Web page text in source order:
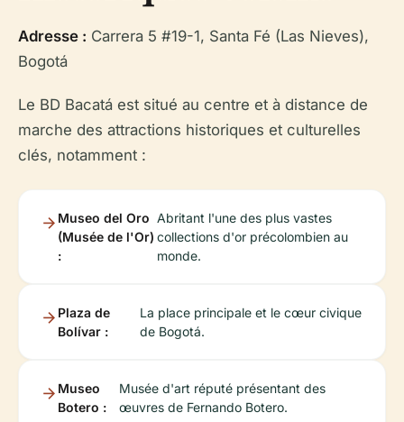
Adresse : Carrera 5 #19-1, Santa Fé (Las Nieves),
Bogotá
Le BD Bacatá est situé au centre et à distance de
marche des attractions historiques et culturelles
clés, notamment :
Museo del Oro
(Musée de l'Or)
:
Abritant l'une des plus vastes
collections d'or précolombien au
monde.
Plaza de
Bolívar :
La place principale et le cœur civique
de Bogotá.
Museo
Botero :
Musée d'art réputé présentant des
œuvres de Fernando Botero.